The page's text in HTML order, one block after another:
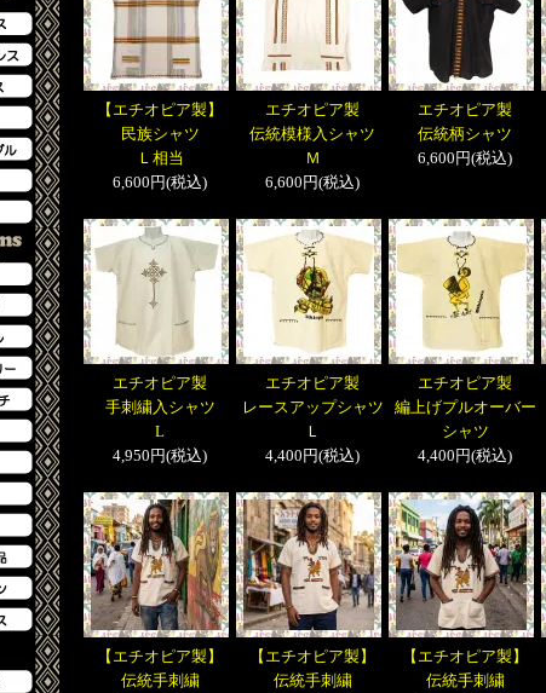
【エチオピア製】
民族シャツ
Ｌ相当
6,600円(税込)
エチオピア製
伝統模様入シャツ
Ｍ
6,600円(税込)
エチオピア製
伝統柄シャツ
6,600円(税込)
エチオピア製
手刺繍入シャツ
L
4,950円(税込)
エチオピア製
レースアップシャツ
Ｌ
4,400円(税込)
エチオピア製
編上げプルオーバー
シャツ
4,400円(税込)
【エチオピア製】
伝統手刺繍
【エチオピア製】
伝統手刺繍
【エチオピア製】
伝統手刺繍